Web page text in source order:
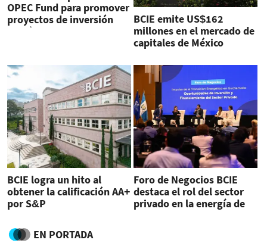
OPEC Fund para promover
proyectos de inversión
climática
BCIE emite US$162
millones en el mercado de
capitales de México
BCIE logra un hito al
obtener la calificación AA+
por S&P
Foro de Negocios BCIE
destaca el rol del sector
privado en la energía de
EN PORTADA